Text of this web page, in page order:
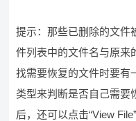
提示：那些已删除的文件
件列表中的文件名与原来
找需要恢复的文件时要有
类型来判断是否自己需要
后，还可以点击“View